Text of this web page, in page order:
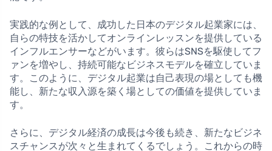
実践的な例として、成功した日本のデジタル起業家には、
自らの特技を活かしてオンラインレッスンを提供している
インフルエンサーなどがいます。彼らはSNSを駆使してフ
ァンを増やし、持続可能なビジネスモデルを確立していま
す。このように、デジタル起業は自己表現の場としても機
能し、新たな収入源を築く場としての価値を提供していま
す。
さらに、デジタル経済の成長は今後も続き、新たなビジネ
スチャンスが次々と生まれてくるでしょう。これからの時